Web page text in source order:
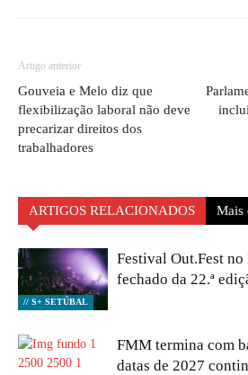
Artigo anterior
Gouveia e Melo diz que
flexibilização laboral não deve
precarizar direitos dos
trabalhadores
ARTIGOS RELACIONADOS Mais
// S+ SETÚBAL
Festival Out.Fest
fechado da 22.ª
FMM termina com
datas de 2027